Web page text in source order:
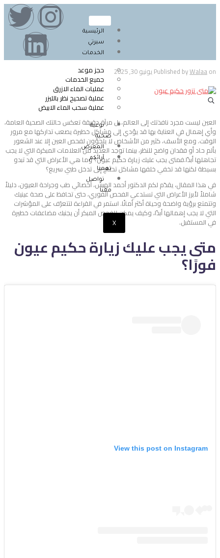
الرئيسية
سيرتي
الخدمات
حجز موعد
جميع الخدمات
عمليات الماء الازرق
عملية تصحيح نظر بالليزر
عملية سحب الماء الابيض
توعية
صحية
المعرض
آرائكم
تهمنا
تواصل
معنا
X
Published byWalaaon يونيو 30, 2025
العين ليست مجرد نافذتك إلى العالم، بل مرآة دقيقة تعكس حالتك الصحية العامة،
وأي إهمال في العناية بها قد يؤدي إلى مشاكل خطيرة يصعب تداركها مع مرور
الوقت. ومع الأسف، كثير من الأشخاص لا يلجؤون لفحص العين إلا عند الشعور
بألم حاد أو فقدان واضح للنظر، بينما توجد العديد من العلامات المبكرة التي لا يجب
تجاهلها أبدًا.فمتى يجب عليك زيارة حكيم عيون؟ وما هي الأعراض التي قد تبدو
بسيطة لكنها قد تخفي خلفها مشاكل تحتاج إلى تدخل طبي سريع؟
في هذا المقال، يقدّم لكم الدكتور أحمد الهبش، أخصائي طب وجراحة العيون، دليلاً
شاملاً لأبرز الأعراض التي تستدعي الفحص الفوري، حتى تحافظ على صحة عينيك
وتتمتع برؤية واضحة وحياة أكثر أمانًا. استمر في القراءة لتتعرّف على المؤشرات
التي لا يجب إهمالها أبدًا، وكيف يمكن للفحص المبكر أن يجنبك مضاعفات خطيرة
في المستقبل.
متى يجب عليك زيارة حكيم عيون
فورًا؟
View this post on Instagram